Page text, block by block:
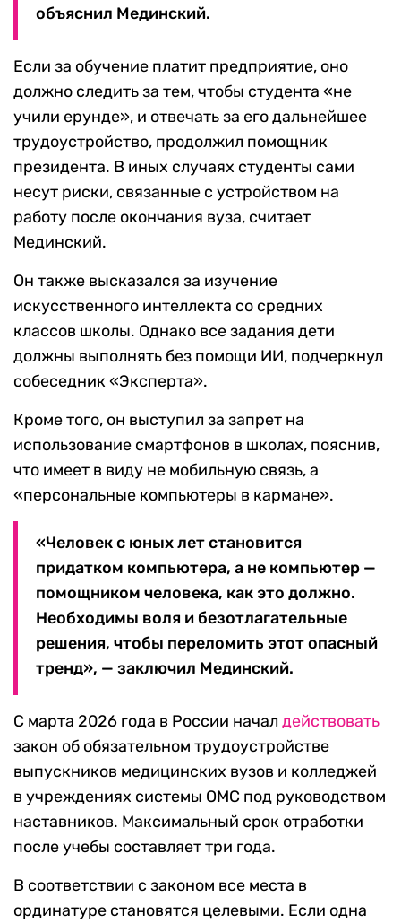
объяснил Мединский.
Если за обучение платит предприятие, оно
должно следить за тем, чтобы студента «не
учили ерунде», и отвечать за его дальнейшее
трудоустройство, продолжил помощник
президента. В иных случаях студенты сами
несут риски, связанные с устройством на
работу после окончания вуза, считает
Мединский.
Он также высказался за изучение
искусственного интеллекта со средних
классов школы. Однако все задания дети
должны выполнять без помощи ИИ, подчеркнул
собеседник «Эксперта».
Кроме того, он выступил за запрет на
использование смартфонов в школах, пояснив,
что имеет в виду не мобильную связь, а
«персональные компьютеры в кармане».
«Человек с юных лет становится
придатком компьютера, а не компьютер —
помощником человека, как это должно.
Необходимы воля и безотлагательные
решения, чтобы переломить этот опасный
тренд», — заключил Мединский.
С марта 2026 года в России начал действовать
закон об обязательном трудоустройстве
выпускников медицинских вузов и колледжей
в учреждениях системы ОМС под руководством
наставников. Максимальный срок отработки
после учебы составляет три года.
В соответствии с законом все места в
ординатуре становятся целевыми. Если одна